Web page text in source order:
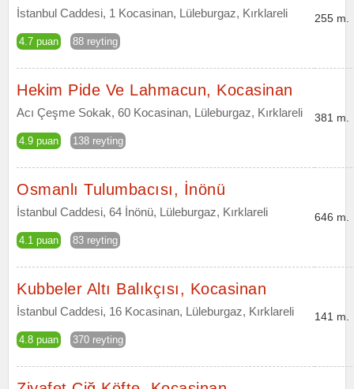
İstanbul Caddesi, 1 Kocasinan, Lüleburgaz, Kırklareli
4.7 puan 88 reyting
255 m.
Hekim Pide Ve Lahmacun, Kocasinan
Acı Çeşme Sokak, 60 Kocasinan, Lüleburgaz, Kırklareli
4.9 puan 138 reyting
381 m.
Osmanlı Tulumbacısı, İnönü
İstanbul Caddesi, 64 İnönü, Lüleburgaz, Kırklareli
4.1 puan 83 reyting
646 m.
Kubbeler Altı Balıkçısı, Kocasinan
İstanbul Caddesi, 16 Kocasinan, Lüleburgaz, Kırklareli
4.8 puan 370 reyting
141 m.